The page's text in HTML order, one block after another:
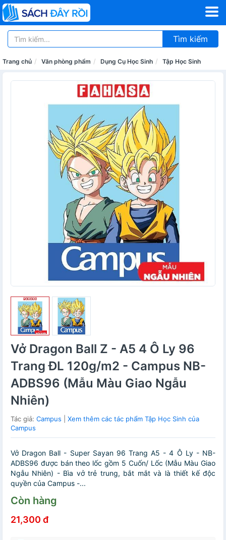
Tìm kiếm
Trang chủ Văn phòng phẩm Dụng Cụ Học Sinh Tập Học Sinh
Vở Dragon Ball Z - A5 4 Ô Ly 96
Trang ĐL 120g/m2 - Campus NB-
ADBS96 (Mẫu Màu Giao Ngẫu
Nhiên)
Tác giả: Campus
Xem thêm các tác phẩm Tập Học Sinh của
Campus
Vở Dragon Ball - Super Sayan 96 Trang A5 - 4 Ô Ly - NB-
ADBS96 được bán theo lốc gồm 5 Cuốn/ Lốc (Mẫu Màu Giao
Ngẫu Nhiên) - Bìa vở trẻ trung, bắt mắt và là thiết kế độc
quyền của Campus -...
Còn hàng
21,300 đ